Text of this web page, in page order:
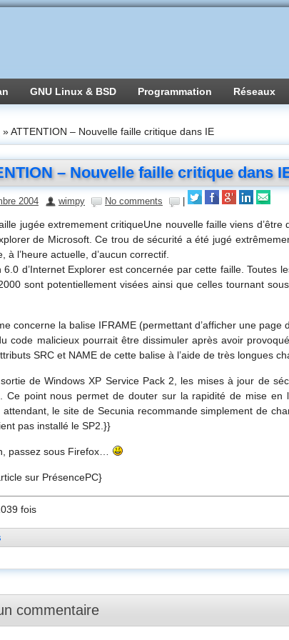
GNU Linux & BSD Programmation Réseaux
»ATTENTION – Nouvelle faille critique dans IE
– Nouvelle faille critique dans
2004 wimpy No comments
jugée extremement critiqueUne nouvelle faille viens
de Microsoft. Ce trou de sécurité a été jugé
à l’heure actuelle, d’aucun correctif.
6.0 d’Internet Explorer est concernée par cette faille. Toutes
sont potentiellement visées ainsi que celles tournant
concerne la balise IFRAME (permettant d’afficher une page
code malicieux pourrait être dissimuler après avoir
SRC et NAME de cette balise à l’aide de très longues
de Windows XP Service Pack 2, les mises à jour de
Ce point nous permet de douter sur la rapidité de mise en
attendant, le site de Secunia recommande simplement de
pas installé le SP2.}}
passez sous Firefox…
sur PrésencePC}
fois
commentaire